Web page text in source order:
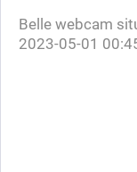
Belle webcam
2023-05-01